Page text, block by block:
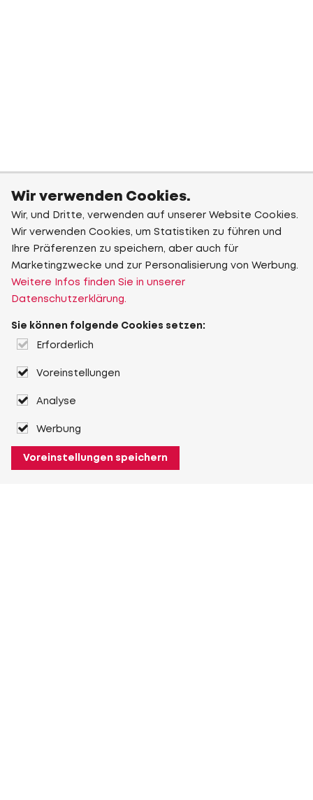
Wir verwenden Cookies.
Wir, und Dritte, verwenden auf unserer Website Cookies.
Wir verwenden Cookies, um Statistiken zu führen und
Ihre Präferenzen zu speichern, aber auch für
Marketingzwecke und zur Personalisierung von Werbung.
Weitere Infos finden Sie in unserer
Datenschutzerklärung.
Sie können folgende Cookies setzen:
Erforderlich
Voreinstellungen
Analyse
Werbung
Voreinstellungen speichern